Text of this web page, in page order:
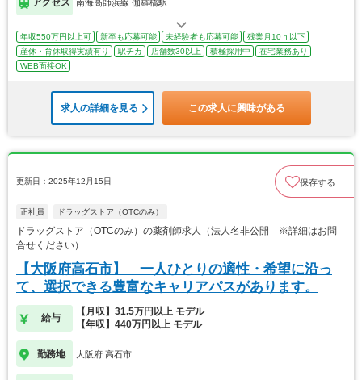
南海高師浜線 伽羅橋駅
年収550万円以上可 新卒も応募可能 未経験者も応募可能
残業月10ｈ以下
産休・育休取得実績有り
駅チカ 店舗数30以上 積極採用中
在宅業務あり
WEB面接OK
求人の詳細を見る この求人に興味がある
更新日：2025年12月15日 保存する
正社員 ドラッグストア（OTCのみ）
ドラッグストア（OTCのみ）の薬剤師求人（法人名非公開 ※詳細はお問
合せください）
【大阪府高石市】 一人ひとりの適性・希望に沿っ
て、選択できる豊富なキャリアパスがあります。
給与
【月収】31.5万円以上 モデル
【年収】440万円以上 モデル
勤務地 大阪府 高石市